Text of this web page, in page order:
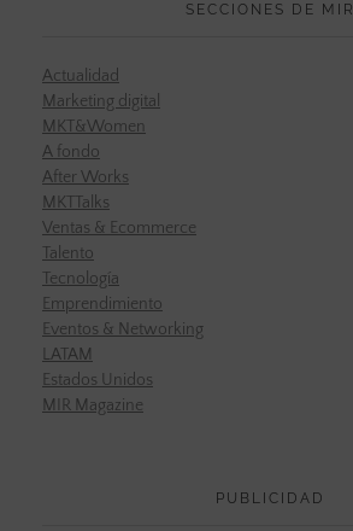
SECCIONES DE MIR
Actualidad
Marketing digital
MKT&Women
A fondo
After Works
MKTTalks
Ventas & Ecommerce
Talento
Tecnología
Emprendimiento
Eventos & Networking
LATAM
Estados Unidos
MIR Magazine
PUBLICIDAD